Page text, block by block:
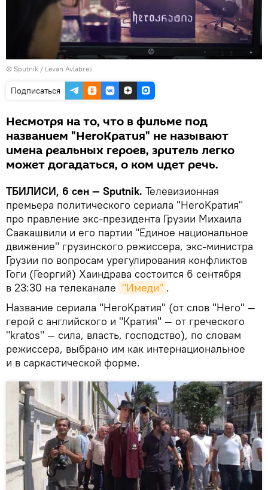
© Sputnik / Levan Avlabreli
Подписаться
Несмотря на то, что в фильме под
названием "HeroKратия" не называют
имена реальных героев, зритель легко
может догадаться, о ком идет речь.
ТБИЛИСИ, 6 сен — Sputnik. Телевизионная
премьера политического сериала "HeroKратия"
про правление экс-президента Грузии Михаила
Саакашвили и его партии "Единое национальное
движение" грузинского режиссера, экс-министра
Грузии по вопросам урегулирования конфликтов
Гоги (Георгий) Хаиндрава состоится 6 сентября
в 23:30 на телеканале "Имеди" .
Название сериала "HeroKратия" (от слов "Hero" —
герой с английского и "Кратия" — от греческого
"kratos" — сила, власть, господство), по словам
режиссера, выбрано им как интернациональное
и в саркастической форме.